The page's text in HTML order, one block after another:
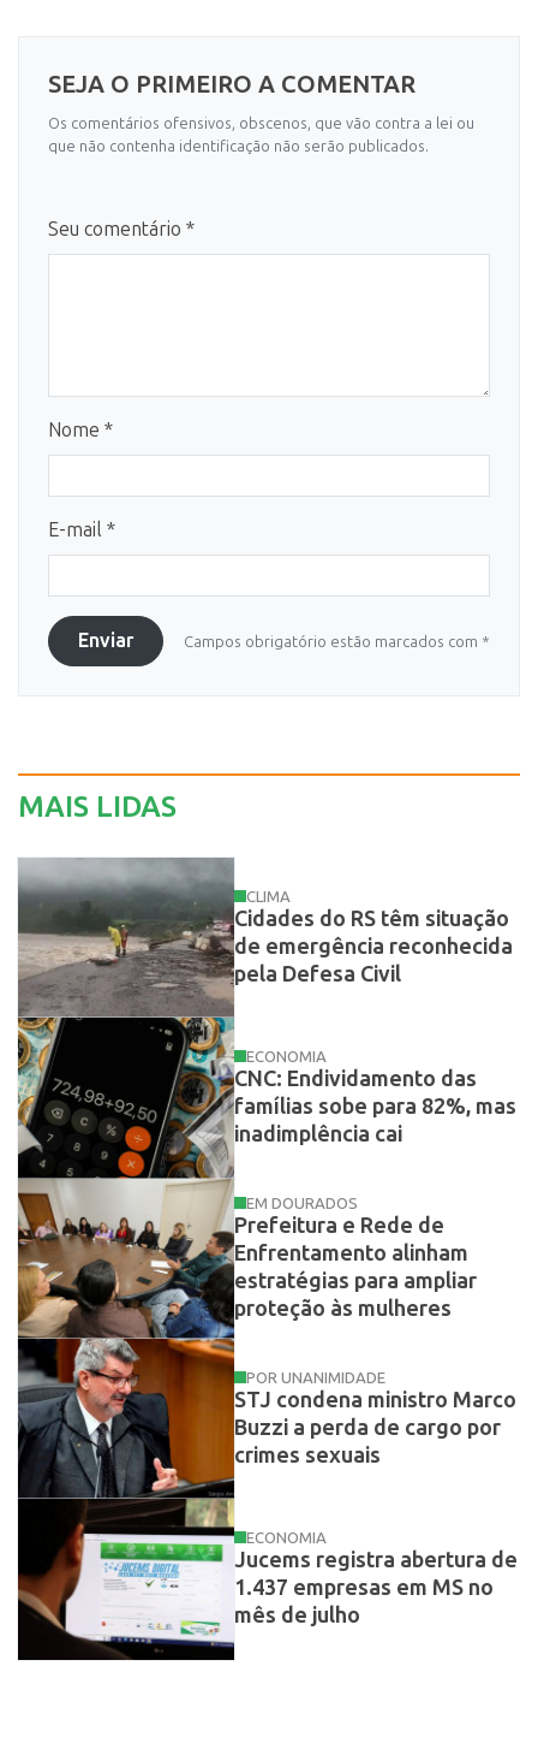
SEJA O PRIMEIRO A COMENTAR
Os comentários ofensivos, obscenos, que vão contra a lei ou
que não contenha identificação não serão publicados.
Seu comentário *
Nome *
E-mail *
Enviar Campos obrigatório estão marcados com *
MAIS LIDAS
CLIMA
Cidades do RS têm situação
de emergência reconhecida
pela Defesa Civil
ECONOMIA
CNC: Endividamento das
famílias sobe para 82%, mas
inadimplência cai
EM DOURADOS
Prefeitura e Rede de
Enfrentamento alinham
estratégias para ampliar
proteção às mulheres
POR UNANIMIDADE
STJ condena ministro Marco
Buzzi a perda de cargo por
crimes sexuais
ECONOMIA
Jucems registra abertura de
1.437 empresas em MS no
mês de julho